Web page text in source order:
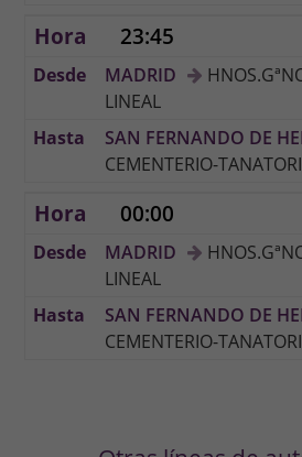
23:45
MADRID
LINEAL
SAN FERNANDO DE
CEMENTERIO-
00:00
MADRID
LINEAL
SAN FERNANDO DE
CEMENTERIO-